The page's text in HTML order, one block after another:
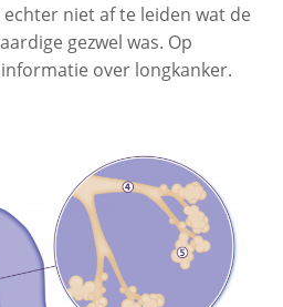
niet af te leiden wat de
gezwel was. Op
over longkanker.